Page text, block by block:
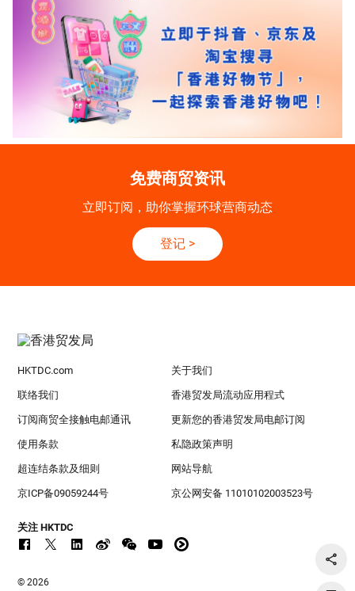
免费商贸资讯
立即订阅，助你掌握环球营商动态
登记 >
HKTDC.com 关于我们
联络我们 香港贸发局流动应用程式
订阅商贸全接触电邮通讯 更新您的香港贸发局电邮订阅
使用条款 私隐政策声明
超连结条款及细则 网站导航
京ICP备09059244号 京公网安备 11010102003523号
关注 HKTDC
© 2026